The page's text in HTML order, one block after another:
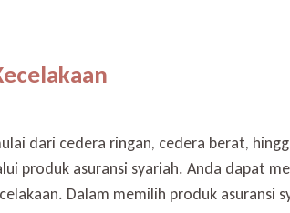
dari cedera ringan, cedera berat,
produk asuransi syariah. Anda dapat
Dalam memilih produk asuransi